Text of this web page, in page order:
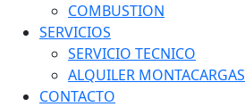
COMBUSTION
SERVICIOS
SERVICIO TECNICO
ALQUILER MONTACARGAS
CONTACTO